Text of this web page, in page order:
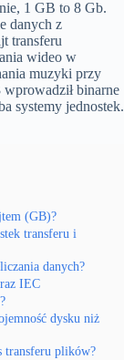
1 GB to 8 Gb.
danych z
transferu
wideo w
muzyki przy
binarne
systemy jednostek.
(GB)?
transferu i
danych?
IEC
dysku niż
transferu plików?